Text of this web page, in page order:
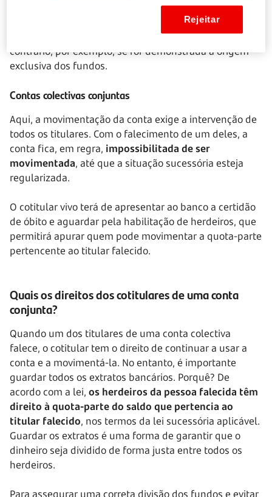
à conclusão da habilitação de herdeiros.
Esta presunção pode ser afastada mediante prova em
contrário, por exemplo, se for demonstrada a origem
exclusiva dos fundos.
Contas colectivas conjuntas
Aqui, a movimentação da conta exige a intervenção de
todos os titulares. Com o falecimento de um deles, a
conta fica, em regra, impossibilitada de ser
movimentada, até que a situação sucessória esteja
regularizada.
O cotitular vivo terá de apresentar ao banco a certidão
de óbito e aguardar pela habilitação de herdeiros, que
permitirá apurar quem pode movimentar a quota-parte
pertencente ao titular falecido.
Quais os direitos dos cotitulares de uma conta
conjunta?
Quando um dos titulares de uma conta colectiva
falece, o cotitular tem o direito de continuar a usar a
conta e a movimentá-la. No entanto, é importante
guardar todos os extratos bancários. Porquê? De
acordo com a lei, os herdeiros da pessoa falecida têm
direito à quota-parte do saldo que pertencia ao
titular falecido, nos termos da lei sucessória aplicável.
Guardar os extratos é uma forma de garantir que o
dinheiro seja dividido de forma justa entre todos os
herdeiros.
Para assegurar uma correta divisão dos fundos e evitar
Rejeitar